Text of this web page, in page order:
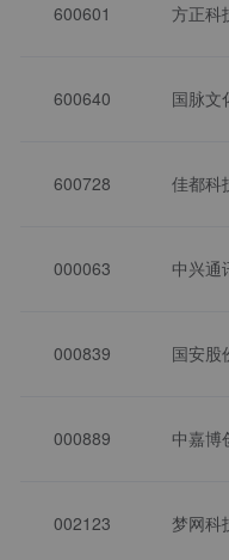
600601 方正科
600640 国脉文
600728 佳都科
000063 中兴通
000839 国安股
000889 中嘉博
002123 梦网科